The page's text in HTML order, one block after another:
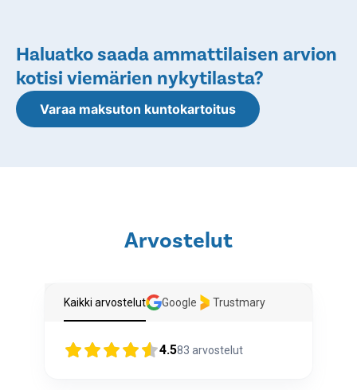
Haluatko saada ammattilaisen arvion
kotisi viemärien nykytilasta?
Varaa maksuton kuntokartoitus
Arvostelut
Kaikki arvostelut Google Trustmary
4.583 arvostelut